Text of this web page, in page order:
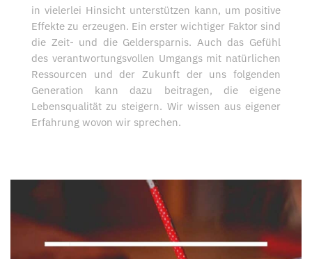
in vielerlei Hinsicht unterstützen kann, um positive
Effekte zu erzeugen. Ein erster wichtiger Faktor sind
die Zeit- und die Geldersparnis. Auch das Gefühl
des verantwortungsvollen Umgangs mit natürlichen
Ressourcen und der Zukunft der uns folgenden
Generation kann dazu beitragen, die eigene
Lebensqualität zu steigern. Wir wissen aus eigener
Erfahrung wovon wir sprechen.